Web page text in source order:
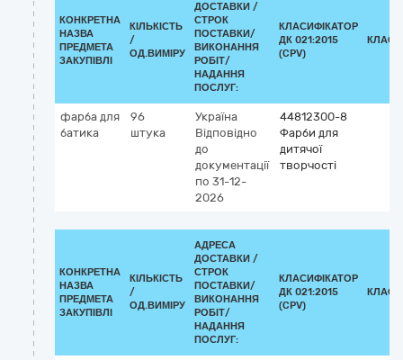
КОНКРЕТНА
НАЗВА
ПРЕДМЕТА
ЗАКУПІВЛІ
КІЛЬКІСТЬ
/
ОД.ВИМІРУ
ДОСТАВКИ /
СТРОК
ПОСТАВКИ/
ВИКОНАННЯ
РОБІТ/
НАДАННЯ
ПОСЛУГ:
КЛАСИФІКАТОР
ДК 021:2015
(CPV)
фарба для
батика
96
штука
Україна
Відповідно
до
документації
по 31-12-
2026
44812300-8
Фарби для
дитячої
творчості
КОНКРЕТНА
НАЗВА
ПРЕДМЕТА
ЗАКУПІВЛІ
КІЛЬКІСТЬ
/
ОД.ВИМІРУ
АДРЕСА
ДОСТАВКИ /
СТРОК
ПОСТАВКИ/
ВИКОНАННЯ
РОБІТ/
НАДАННЯ
ПОСЛУГ:
КЛАСИФІКАТОР
ДК 021:2015
(CPV)